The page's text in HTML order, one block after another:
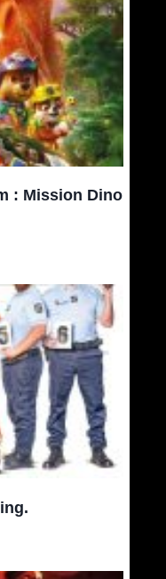
: Mission Dino